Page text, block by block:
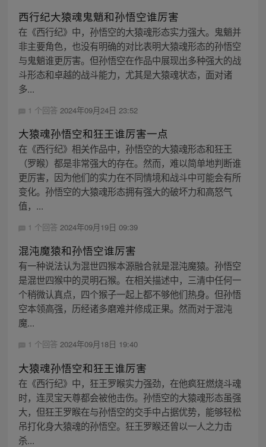
西行纪大猿魂鬼魈和孙悟空谁厉害
在《西行纪》中，孙悟空的大猿魂形态实力强大。鬼魈并
非主要角色，也没有明确的对比表明大猿魂形态的孙悟空
与鬼魈谁更厉害。但孙悟空在作品中展现出多种强大的战
斗形态和卓越的战斗能力，尤其是大猿魂状态，面对诸
多...
1 个回答 2024年09月24日 23:52
大猿魂孙悟空和狂王谁厉害一点
在《西行纪》相关作品中，孙悟空的大猿魂形态和狂王
（罗睺）都是非常强大的存在。然而，难以简单地判断谁
更厉害，因为他们的实力在不同情境和战斗中可能会有所
变化。孙悟空的大猿魂形态拥有强大的破坏力和高怒气
值，...
1 个回答 2024年09月19日 09:39
混沌魔猿和孙悟空谁厉害
有一种说法认为混世四猴本源融合就是混沌魔猿。孙悟空
是混世四猴中的灵明石猴。在相关描述中，三清中任何一
个稍微认真点，四个猴子一起上都不够他们热身。但孙悟
空本领高强，历经诸多磨难并修成正果。然而对于混沌
魔...
1 个回答 2024年09月18日 19:40
大猿魂孙悟空和狂王谁厉害
在《西行纪》中，狂王罗睺实力强劲，在他疯狂燃烧斗魂
时，连灵宝天尊都会被他击伤。孙悟空的大猿魂形态虽强
大，但狂王罗睺在与孙悟空的交手中占据优势，能够轻松
吊打化身大猿魂的孙悟空。狂王罗睺还曾以一人之力击
杀...